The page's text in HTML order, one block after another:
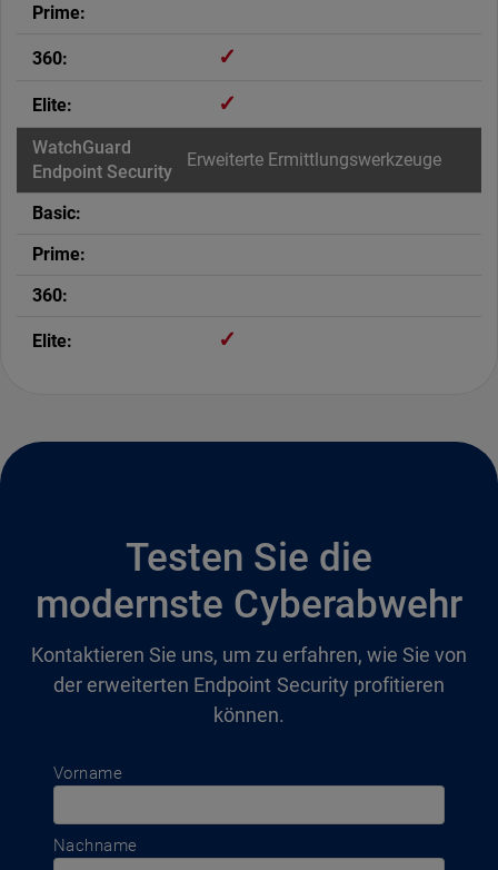
✓
✓
Erweiterte Ermittlungswerkzeuge
✓
Vorname
Nachname
Testen Sie die
modernste Cyberabwehr
Kontaktieren Sie uns, um zu erfahren, wie Sie von
der erweiterten Endpoint Security profitieren
können.